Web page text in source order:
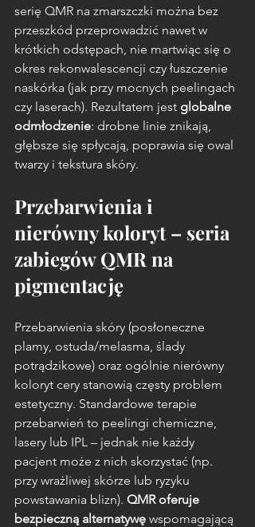
serię QMR na zmarszczki można bez
przeszkód przeprowadzić nawet w
krótkich odstępach, nie martwiąc się o
okres rekonwalescencji czy łuszczenie
naskórka (jak przy mocnych peelingach
czy laserach). Rezultatem jest globalne
odmłodzenie: drobne linie znikają,
głębsze się spłycają, poprawia się owal
twarzy i tekstura skóry.
Przebarwienia i
nierówny koloryt – seria
zabiegów QMR na
pigmentację
Przebarwienia skóry (posłoneczne
plamy, ostuda/melasma, ślady
potrądzikowe) oraz ogólnie nierówny
koloryt cery stanowią częsty problem
estetyczny. Standardowe terapie
przebarwień to peelingi chemiczne,
lasery lub IPL – jednak nie każdy
pacjent może z nich skorzystać (np.
przy wrażliwej skórze lub ryzyku
powstawania blizn). QMR oferuje
bezpieczną alternatywę wspomagającą